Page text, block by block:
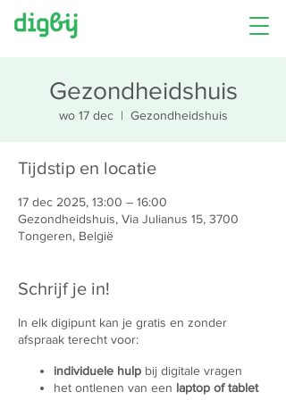
Gezondheidshuis
wo 17 dec
  |
Gezondheidshuis
Tijdstip en locatie
17 dec 2025, 13:00 – 16:00
Gezondheidshuis, Via Julianus 15, 3700
Tongeren, België
Schrijf je in!
In elk digipunt kan je gratis en zonder
afspraak terecht voor:
individuele hulp bij digitale vragen
het ontlenen van een laptop of tablet